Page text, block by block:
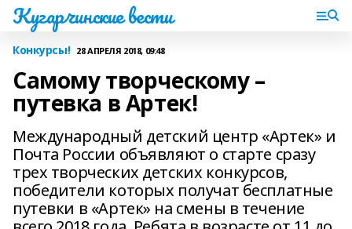
Кугарчинские вести
Конкурсы! 28 АПРЕЛЯ 2018, 09:48
Самому творческому –
путевка в Артек!
Международный детский центр «Артек» и
Почта России объявляют о старте сразу
трех творческих детских конкурсов,
победители которых получат бесплатные
путевки в «Артек» на смены в течение